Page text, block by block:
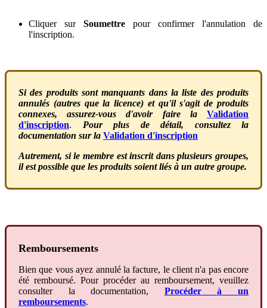
Cliquer sur Soumettre pour confirmer l'annulation
de
l'inscription.
Si des produits sont manquants dans la liste des produits
annulés (autres que la licence) et qu'il s'agit de produits
connexes, assurez-vous d'avoir faire la
Validation
d'inscription. Pour plus de détail, consultez
la
documentation sur la Validation d'inscription
Autrement, si le membre est inscrit dans plusieurs groupes,
il est possible que les produits soient liés à un autre groupe.
Remboursements
Bien que vous ayez annulé la facture, le client n'a pas encore
été remboursé. Pour procéder au remboursement, veuillez
consulter
la documentation, Procéder à
un
remboursements.